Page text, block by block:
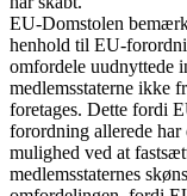
EU-Domstolen
henhold til EU-
omfordele uudnyttede
medlemsstaterne ikke
foretages. Dette fordi
forordning allerede har
mulighed ved at
medlemsstaternes